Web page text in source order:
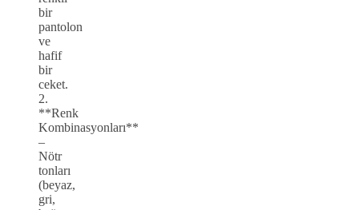
bir
pantolon
ve
hafif
bir
ceket.
2.
**Renk
Kombinasyonları**
–
Nötr
tonları
(beyaz,
gri,